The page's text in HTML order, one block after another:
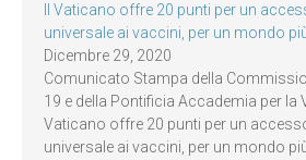
Il Vaticano offre 20 punti per un
universale ai vaccini, per un mondo
Dicembre 29, 2020
Comunicato Stampa della
19 e della Pontificia Accademia per la
Vaticano offre 20 punti per un
universale ai vaccini, per un mondo